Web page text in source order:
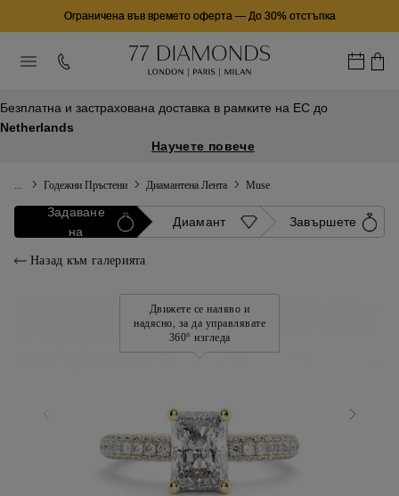
Ограничена във времето оферта— До 30% отстъпка
Безплатна и застрахована доставка в рамките на ЕС до
Netherlands
Научете повече
Годежни Пръстени Диамантена Лента Muse
Задаване
на
Диамант Завършете
Назад към галерията
Движете се наляво и
надясно, за да управлявате
360° изгледа